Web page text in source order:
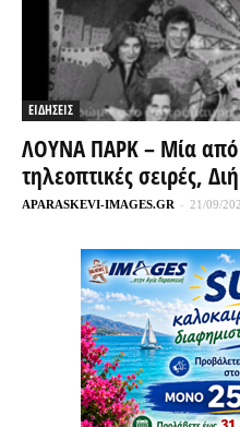
ΕΙΔΗΣΕΙΣ
ΛΟΥΝΑ ΠΑΡΚ – Μία από
τηλεοπτικές σειρές,
APARASKEVI-IMAGES.GR - 21/09/